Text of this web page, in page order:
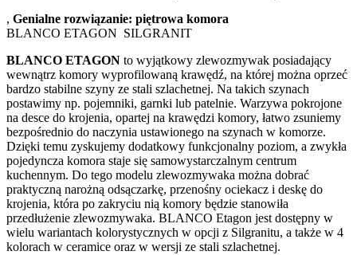
, Genialne rozwiązanie: piętrowa komora
BLANCO ETAGON SILGRANIT
BLANCO ETAGON to wyjątkowy zlewozmywak posiadający
wewnątrz komory wyprofilowaną krawędź, na której można oprzeć
bardzo stabilne szyny ze stali szlachetnej. Na takich szynach
postawimy np. pojemniki, garnki lub patelnie. Warzywa pokrojone
na desce do krojenia, opartej na krawędzi komory, łatwo zsuniemy
bezpośrednio do naczynia ustawionego na szynach w komorze.
Dzięki temu zyskujemy dodatkowy funkcjonalny poziom, a zwykła
pojedyncza komora staje się samowystarczalnym centrum
kuchennym. Do tego modelu zlewozmywaka można dobrać
praktyczną narożną odsączarkę, przenośny ociekacz i deskę do
krojenia, która po zakryciu nią komory będzie stanowiła
przedłużenie zlewozmywaka. BLANCO Etagon jest dostępny w
wielu wariantach kolorystycznych w opcji z Silgranitu, a także w 4
kolorach w ceramice oraz w wersji ze stali szlachetnej.